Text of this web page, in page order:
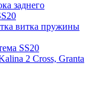
заднего
витка пружины
SS20
2 Cross, Granta